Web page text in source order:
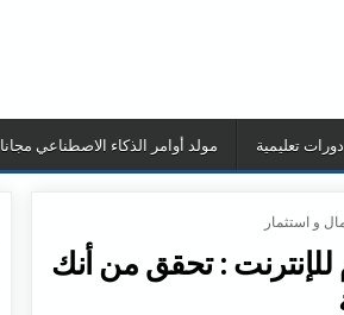
مولد أوامر الذكاء الاصطناعي مجانا دورات تعليمية
و استثمار
مستخدم للإنترنت : تحقق من أنك